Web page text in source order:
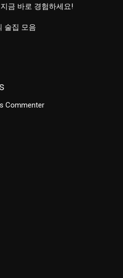
금 바로 경험하세요!
술집 모음
Commenter